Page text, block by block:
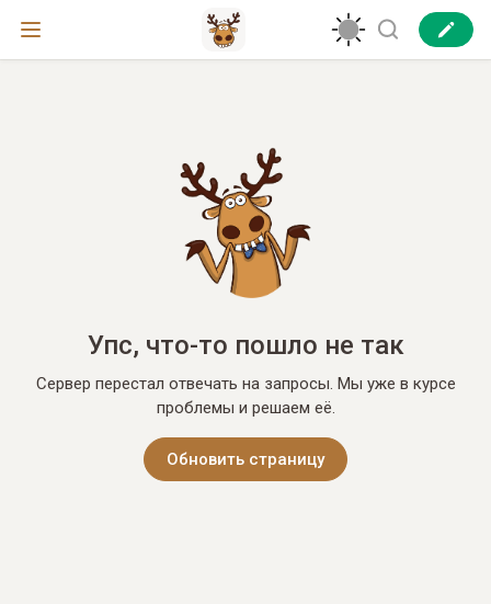
Упс, что-то пошло не так
Сервер перестал отвечать на запросы. Мы уже в курсе
проблемы и решаем её.
Обновить страницу